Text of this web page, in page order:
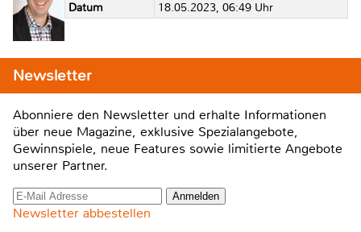
Datum
18.05.2023, 06:49 Uhr
Newsletter
Abonniere den Newsletter und erhalte Informationen
über neue Magazine, exklusive Spezialangebote,
Gewinnspiele, neue Features sowie limitierte Angebote
unserer Partner.
Newsletter abbestellen